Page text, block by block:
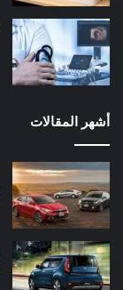
أشهر المقالات